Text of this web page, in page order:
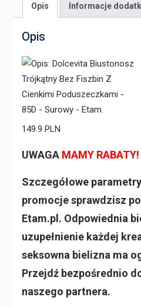
Opis Informacje
Opis
149.9 PLN
UWAGA MAMY RABATY!
Szczegółowe
promocje sprawdzisz
Etam.pl. Odpowiednia
uzupełnienie każdej
seksowna bielizna ma
Przejdź bezpośrednio
naszego partnera.